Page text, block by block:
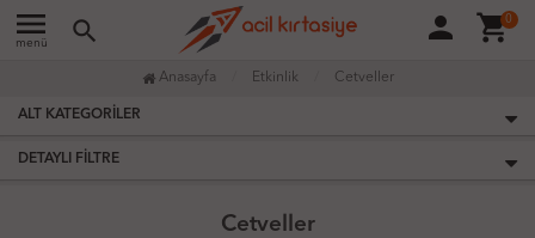
menu
menü search person shopping_cart
0
Anasayfa Etkinlik Cetveller
ALT KATEGORILER
DETAYLI FILTRE
Cetveller